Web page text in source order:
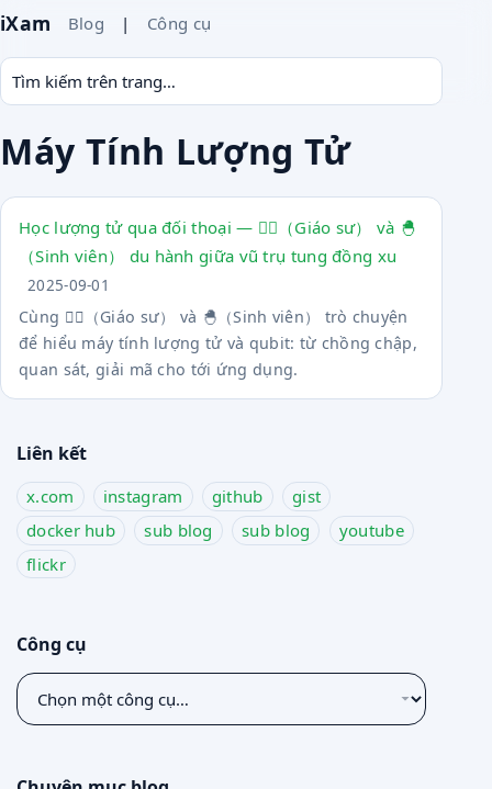
iXam Blog | Công cụ
Liên kết
x.com instagram github
gist
docker hub
sub blog sub blog
youtube
flickr
Công cụ
Chọn
một
Máy Tính Lượng Tử
Học lượng tử qua đối thoại — 🧙‍♂️（Giáo sư） và 🐣
（Sinh viên） du hành giữa vũ trụ tung đồng xu
2025-09-01
Cùng 🧙‍♂️（Giáo sư） và 🐣（Sinh viên） trò chuyện
để hiểu máy tính lượng tử và qubit: từ chồng chập,
quan sát, giải mã cho tới ứng dụng.